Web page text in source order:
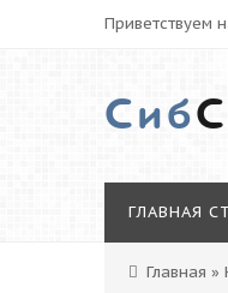
Приветствуем
Сиб
ГЛАВНАЯ
Главная »